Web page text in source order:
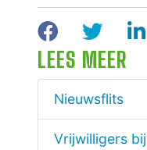
Facebook
LEES MEER
Nieuwsflits
Vrijwilligers